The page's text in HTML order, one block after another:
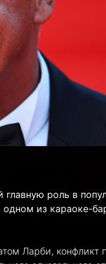
роль в
одном из караоке-
Ларби, конфликт